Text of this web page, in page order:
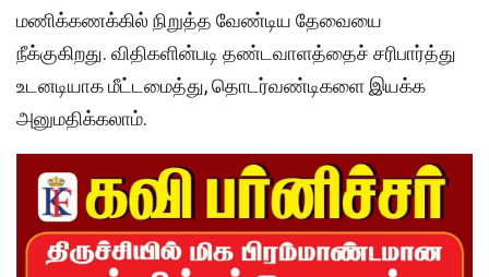
மணிக்கணக்கில் நிறுத்த வேண்டிய தேவையை
நீக்குகிறது. விதிகளின்படி தண்டவாளத்தைச் சரிபார்த்து
உடனடியாக மீட்டமைத்து, தொடர்வண்டிகளை இயக்க
அனுமதிக்கலாம்.